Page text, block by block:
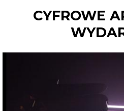
CYFROWE